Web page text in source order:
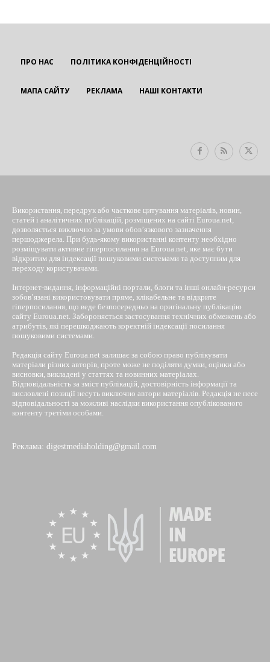
ПРО НАС ПОЛІТИКА КОНФІДЕНЦІЙНОСТІ
МАПА САЙТУ РЕКЛАМА НАШІ КОНТАКТИ
Використання, передрук або часткове цитування матеріалів, новин,
статей і аналітичних публікацій, розміщених на сайті Euroua.net,
дозволяється виключно за умови обов’язкового зазначення
першоджерела. При будь-якому використанні контенту необхідно
розміщувати активне гіперпосилання на Euroua.net, яке має бути
відкритим для індексації пошуковими системами та доступним для
переходу користувачами.
Інтернет-видання, інформаційні портали, блоги та інші онлайн-ресурси
зобов’язані використовувати пряме, клікабельне та відкрите
гіперпосилання, що веде безпосередньо на оригінальну публікацію
сайту Euroua.net. Забороняється застосування технічних обмежень або
атрибутів, які перешкоджають коректній індексації посилання
пошуковими системами.
Редакція сайту Euroua.net залишає за собою право публікувати
матеріали різних авторів, проте може не поділяти думки, оцінки або
висновки, викладені у статтях та новинних матеріалах.
Відповідальність за зміст публікацій, достовірність інформації та
висловлені позиції несуть виключно автори матеріалів. Редакція не несе
відповідальності за можливі наслідки використання опублікованого
контенту третіми особами.
Реклама: digestmediaholding@gmail.com